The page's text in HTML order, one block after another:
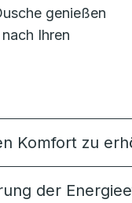
genießen
Ihren
Komfort zu
der